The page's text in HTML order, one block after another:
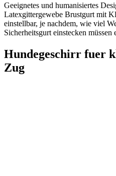
Geeignetes und humanisiertes
Latexgittergewebe Brustgurt mit
einstellbar, je nachdem, wie viel
Sicherheitsgurt einstecken müssen
Hundegeschirr fuer
Zug